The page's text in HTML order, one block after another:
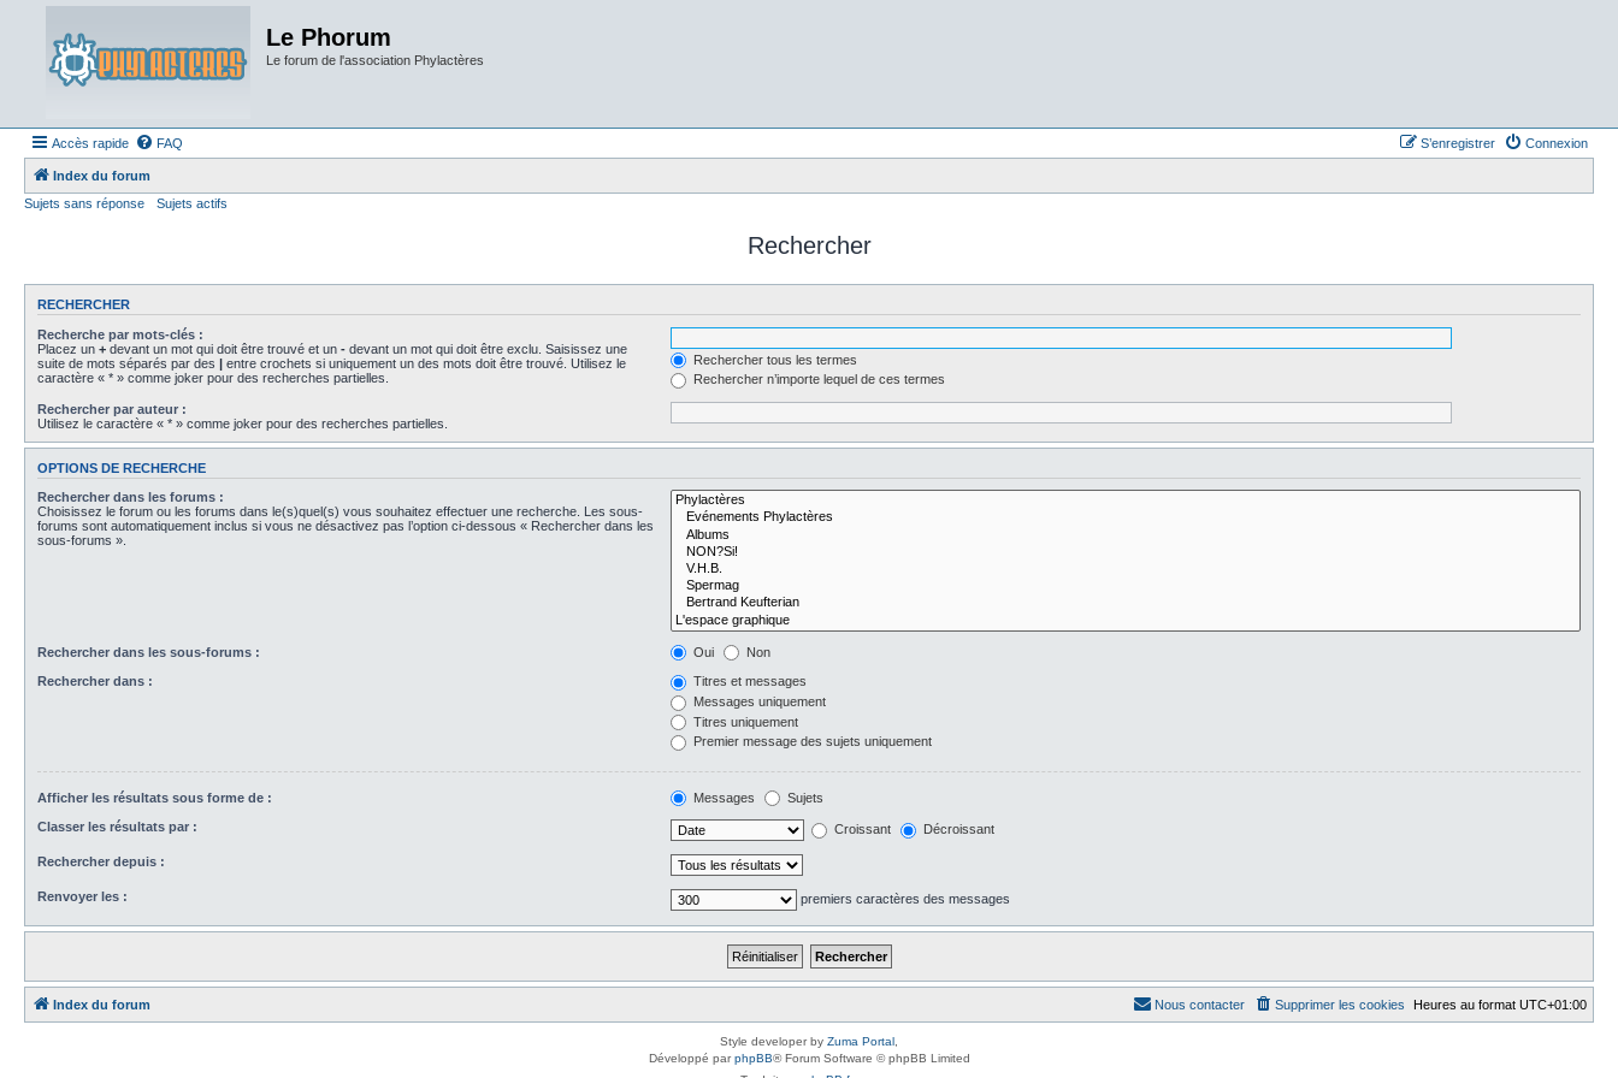
Le Phorum
Le forum de l'association Phylactères
Accès rapide FAQ Connexion
S’enregistrer
Index du forum
Sujets sans réponse
Sujets actifs
Rechercher
RECHERCHER
Recherche par mots-clés :
Placez un + devant un mot qui doit être trouvé et un - devant un mot qui doit être exclu. Saisissez une
suite de mots séparés par des | entre crochets si uniquement un des mots doit être trouvé. Utilisez le
caractère « * » comme joker pour des recherches partielles.
Rechercher tous les termes
Rechercher n’importe lequel de ces termes
Rechercher par auteur :
Utilisez le caractère « * » comme joker pour des recherches partielles.
OPTIONS DE RECHERCHE
Rechercher dans les forums :
Choisissez le forum ou les forums dans le(s)quel(s) vous souhaitez effectuer une recherche. Les sous-
forums sont automatiquement inclus si vous ne désactivez pas l’option ci-dessous « Rechercher dans les
sous-forums ».
Rechercher dans les sous-forums : Oui Non
Rechercher dans :
Titres et messages
Messages uniquement
Titres uniquement
Premier message des sujets uniquement
Afficher les résultats sous forme de : Messages Sujets
Classer les résultats par : Croissant Décroissant
Rechercher depuis :
Renvoyer les : premiers caractères des messages
Index du forum Heures au format UTC+01:00
Supprimer les cookies
Nous contacter
Style developer by Zuma Portal ,
Développé parphpBB® Forum Software © phpBB Limited